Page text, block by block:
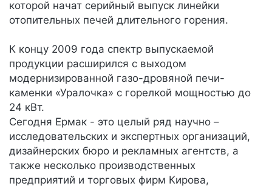
которой начат серийный выпуск линейки
отопительных печей длительного горения.
К концу 2009 года спектр выпускаемой
продукции расширился с выходом
модернизированной газо-дровяной печи-
каменки «Уралочка» с горелкой мощностью до
24 кВт.
Сегодня Ермак - это целый ряд научно –
исследовательских и экспертных организаций,
дизайнерских бюро и рекламных агентств, а
также несколько производственных
предприятий и торговых фирм Кирова,